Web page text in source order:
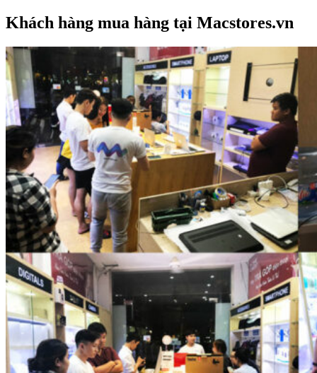
Khách hàng mua hàng tại Macstores.vn